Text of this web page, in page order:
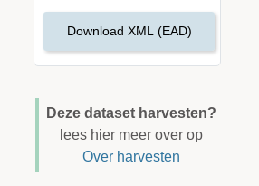
Download XML (EAD)
Deze dataset harvesten?
lees hier meer over op
Over harvesten